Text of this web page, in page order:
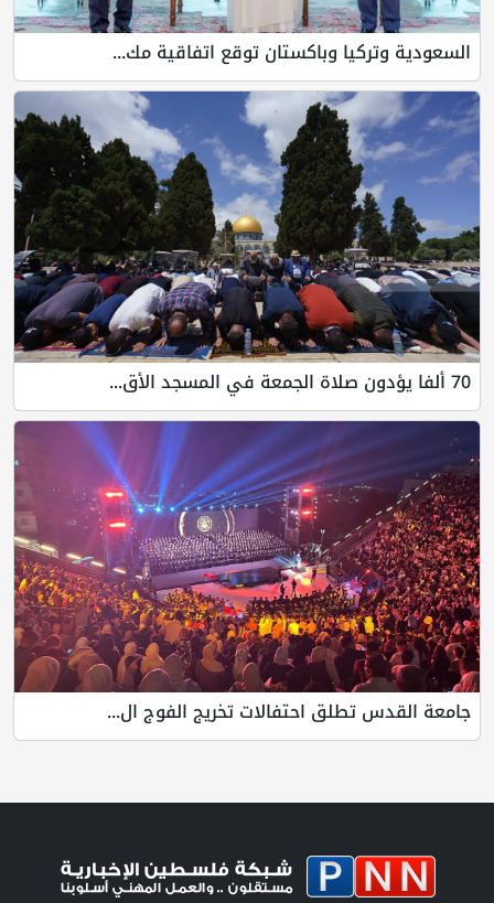
السعودية وتركيا وباكستان توقع اتفاقية مك...
70 ألفا يؤدون صلاة الجمعة في المسجد الأق...
جامعة القدس تطلق احتفالات تخريج الفوج ال...